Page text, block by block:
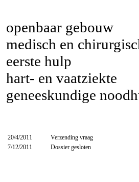
openbaar gebouw
medisch en
eerste hulp
hart- en vaatziekte
geneeskundige
20/4/2011
Verzending vraag
7/12/2011
Dossier gesloten